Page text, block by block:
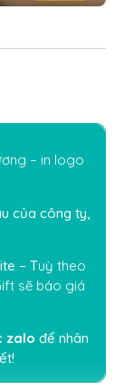
– in logo
của công ty,
– Tuỳ theo
sẽ báo giá
zalo để nhân